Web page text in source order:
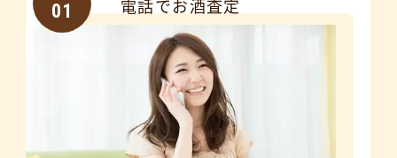
01 電話でお酒査定